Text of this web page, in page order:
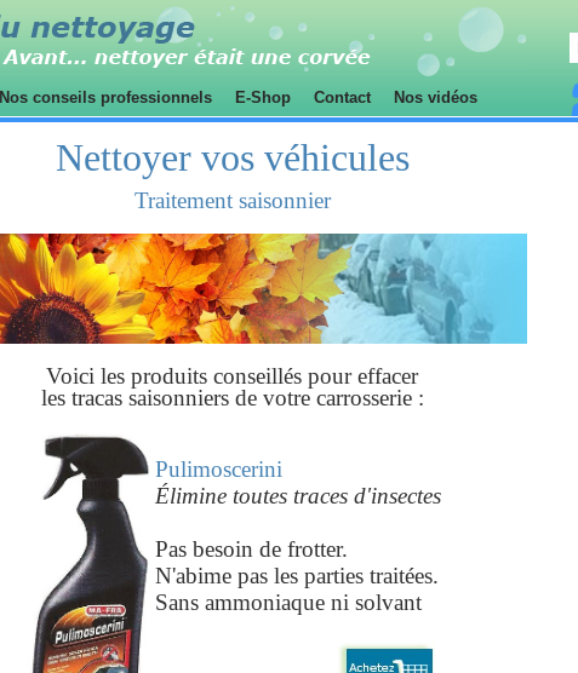
Nos conseils professionnels E-Shop Contact Nos vidéos
Nettoyer vos véhicules
Traitement saisonnier
Voici les produits conseillés pour effacer
les tracas saisonniers de votre carrosserie :
Pulimoscerini
Élimine toutes traces d'insectes
Pas besoin de frotter.
N'abime pas les parties traitées.
Sans ammoniaque ni solvant